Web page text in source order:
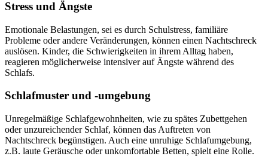
Stress und Ängste
Emotionale Belastungen, sei es durch Schulstress, familiäre
Probleme oder andere Veränderungen, können einen Nachtschreck
auslösen. Kinder, die Schwierigkeiten in ihrem Alltag haben,
reagieren möglicherweise intensiver auf Ängste während des
Schlafs.
Schlafmuster und -umgebung
Unregelmäßige Schlafgewohnheiten, wie zu spätes Zubettgehen
oder unzureichender Schlaf, können das Auftreten von
Nachtschreck begünstigen. Auch eine unruhige Schlafumgebung,
z.B. laute Geräusche oder unkomfortable Betten, spielt eine Rolle.